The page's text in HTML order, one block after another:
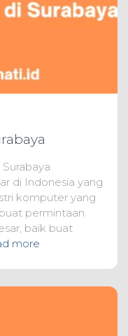
di Indonesia yang
komputer yang
permintaan
baik buat
more